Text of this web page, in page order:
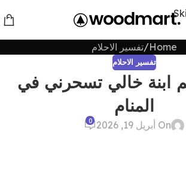
Home تفسير الاحلام
تفسير الاحلام
ابنة خالي تسحرني في
المنام
On أبريل 19, 2026 0